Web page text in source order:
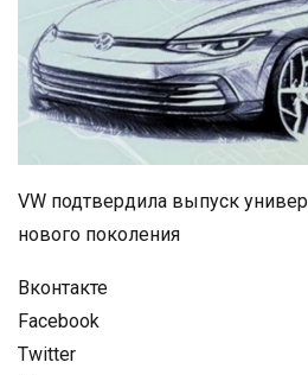
VW подтвердила выпуск
нового поколения
Вконтакте
Facebook
Twitter